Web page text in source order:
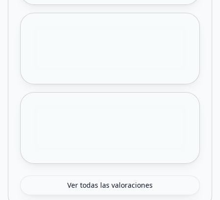
Ver todas las valoraciones